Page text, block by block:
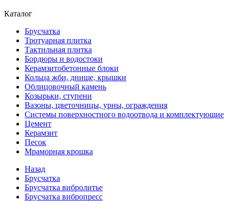
Каталог
Брусчатка
Тротуарная плитка
Тактильная плитка
Бордюры и водостоки
Керамзитобетонные блоки
Кольца жби, днище, крышки
Облицовочный камень
Козырьки, ступени
Вазоны, цветочницы, урны, ограждения
Системы поверхностного водоотвода и комплектующие
Цемент
Керамзит
Песок
Мраморная крошка
Назад
Брусчатка
Брусчатка вибролитье
Брусчатка вибропресс